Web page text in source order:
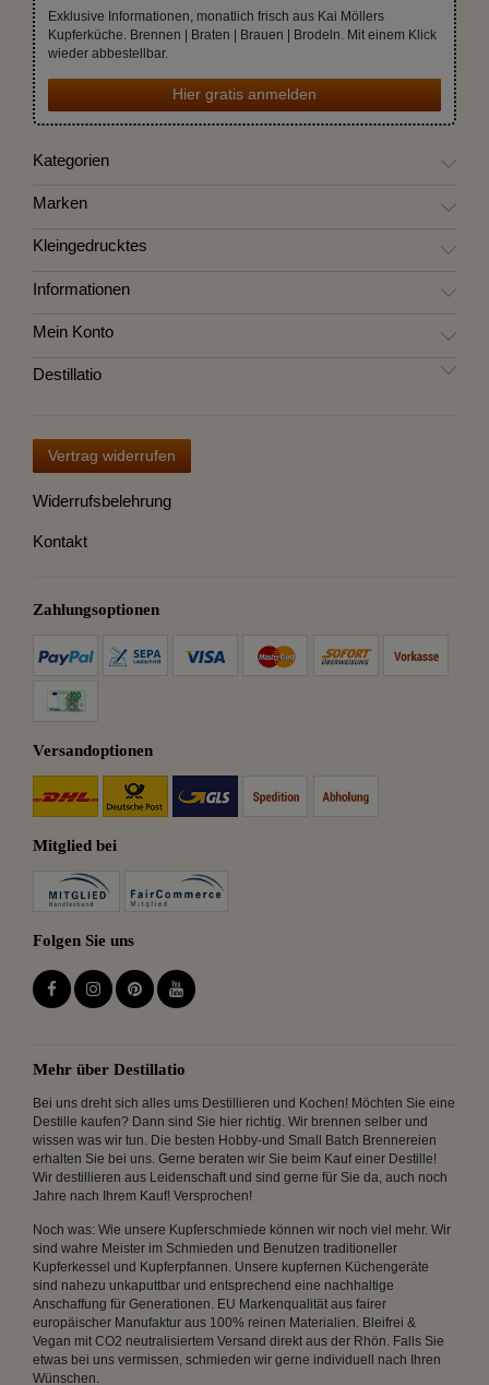
Exklusive Informationen, monatlich frisch aus Kai Möllers
Kupferküche. Brennen | Braten | Brauen | Brodeln. Mit einem Klick
wieder abbestellbar.
Hier gratis anmelden
Kategorien
Marken
Kleingedrucktes
Informationen
Mein Konto
Destillatio
Vertrag widerrufen
Widerrufsbelehrung
Kontakt
Zahlungsoptionen
Versandoptionen
Mitglied bei
Folgen Sie uns
Mehr über Destillatio
Bei uns dreht sich alles ums Destillieren und Kochen! Möchten Sie eine
Destille kaufen? Dann sind Sie hier richtig. Wir brennen selber und
wissen was wir tun. Die besten Hobby-und Small Batch Brennereien
erhalten Sie bei uns. Gerne beraten wir Sie beim Kauf einer Destille!
Wir destillieren aus Leidenschaft und sind gerne für Sie da, auch noch
Jahre nach Ihrem Kauf! Versprochen!
Noch was: Wie unsere Kupferschmiede können wir noch viel mehr. Wir
sind wahre Meister im Schmieden und Benutzen traditioneller
Kupferkessel und Kupferpfannen. Unsere kupfernen Küchengeräte
sind nahezu unkaputtbar und entsprechend eine nachhaltige
Anschaffung für Generationen. EU Markenqualität aus fairer
europäischer Manufaktur aus 100% reinen Materialien. Bleifrei &
Vegan mit CO2 neutralisiertem Versand direkt aus der Rhön. Falls Sie
etwas bei uns vermissen, schmieden wir gerne individuell nach Ihren
Wünschen.